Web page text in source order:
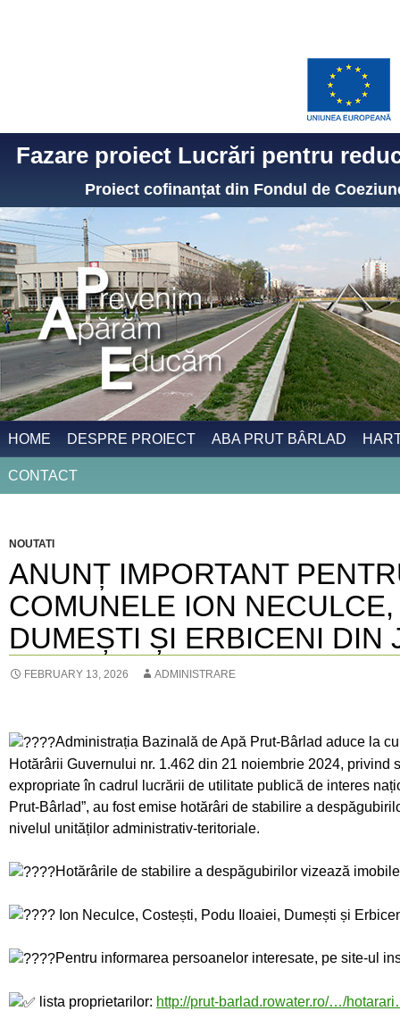
Fazare proiect Lucrări pentru
Proiect cofinanțat din Fondul de
HOME DESPRE PROIECT ABA PRUT BÂRLAD
CONTACT
NOUTATI
ANUNȚ IMPORTANT
COMUNELE ION
DUMEȘTI ȘI ERBICENI DIN
FEBRUARY 13, 2026 ADMINISTRARE
Administrația Bazinală de Apă Prut-Bârlad aduce la
Hotărârii Guvernului nr. 1.462 din 21 noiembrie 2024,
expropriate în cadrul lucrării de utilitate publică de interes
Prut-Bârlad”, au fost emise hotărâri de stabilire a
nivelul unităților administrativ-teritoriale.
Hotărârile de stabilire a despăgubirilor vizează
Ion Neculce, Costești, Podu Iloaiei, Dumești și
Pentru informarea persoanelor interesate, pe site-ul
lista proprietarilor: http://prut-barlad.rowater.ro/…/